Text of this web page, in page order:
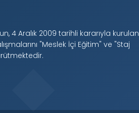
4 Aralık 2009 tarihli kararıyla kurulan
"Meslek İçi Eğitim" ve "Staj